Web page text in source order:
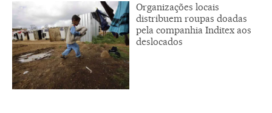
Organizações locais
distribuem roupas doadas
pela companhia Inditex aos
deslocados